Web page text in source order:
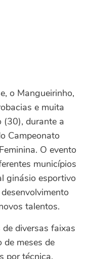
o Mangueirinho,
e muita
(30), durante a
Campeonato
O evento
municípios
ginásio esportivo
talentos.
diversas faixas
de meses de